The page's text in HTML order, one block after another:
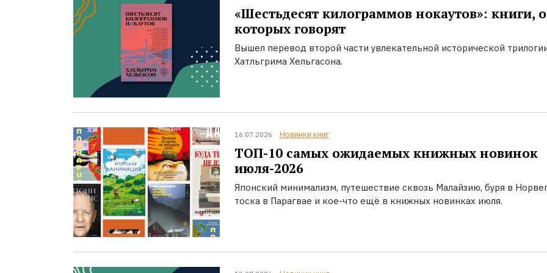
«Шестьдесят килограммов нокаутов»: книги, о
которых говорят
Вышел перевод второй части увлекательной исторической
Хатльгрима Хельгасона.
16.07.2026 Новинки книг
ТОП-10 самых ожидаемых книжных новинок
июля-2026
Японский минимализм, путешествие сквозь Малайзию, буря в
тоска в Парагвае и кое-что ещё в книжных новинках июля.